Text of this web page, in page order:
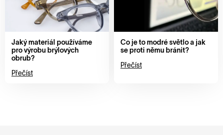
Jaký materiál používáme
pro výrobu brýlových
obrub?
Přečíst
Co je to modré světlo a jak
se proti němu bránit?
Přečíst